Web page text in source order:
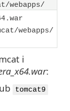
webapps/
webapps/
i
:
tomcat9